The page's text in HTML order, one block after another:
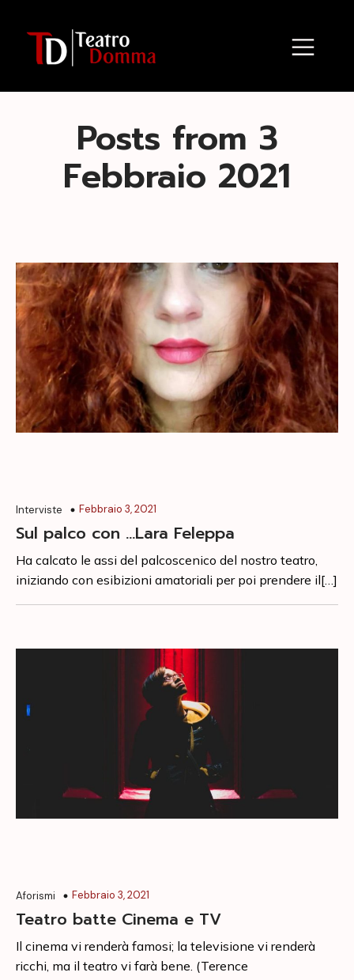
Posts from 3
Febbraio 2021
Interviste Febbraio 3, 2021
Sul palco con …Lara Feleppa
Ha calcato le assi del palcoscenico del nostro teatro,
iniziando con esibizioni amatoriali per poi prendere il[…]
Aforismi Febbraio 3, 2021
Teatro batte Cinema e TV
Il cinema vi renderà famosi; la televisione vi renderà
ricchi, ma il teatro vi farà bene. (Terence